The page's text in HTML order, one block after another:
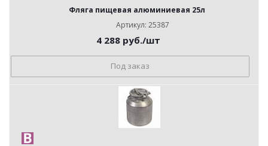
Фляга пищевая алюминиевая 25л
Артикул: 25387
4 288руб./шт
Под заказ